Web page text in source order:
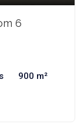
6
900 m²